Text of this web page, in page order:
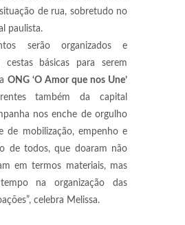
de rua, sobretudo no
paulista.
serão organizados e
cestas básicas para serem
ONG ‘O Amor que nos Une’
também da capital
nos enche de orgulho
de mobilização, empenho e
de todos, que doaram não
em termos materiais, mas
na organização das
celebra Melissa.